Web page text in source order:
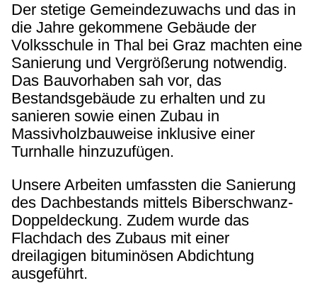
Der stetige Gemeindezuwachs und das in
die Jahre gekommene Gebäude der
Volksschule in Thal bei Graz machten eine
Sanierung und Vergrößerung notwendig.
Das Bauvorhaben sah vor, das
Bestandsgebäude zu erhalten und zu
sanieren sowie einen Zubau in
Massivholzbauweise inklusive einer
Turnhalle hinzuzufügen.
Unsere Arbeiten umfassten die Sanierung
des Dachbestands mittels Biberschwanz-
Doppeldeckung. Zudem wurde das
Flachdach des Zubaus mit einer
dreilagigen bituminösen Abdichtung
ausgeführt.